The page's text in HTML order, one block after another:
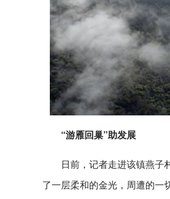
“游雁回巢”助发展
日前，记者走进该镇燕子
了一层柔和的金光，周遭的一